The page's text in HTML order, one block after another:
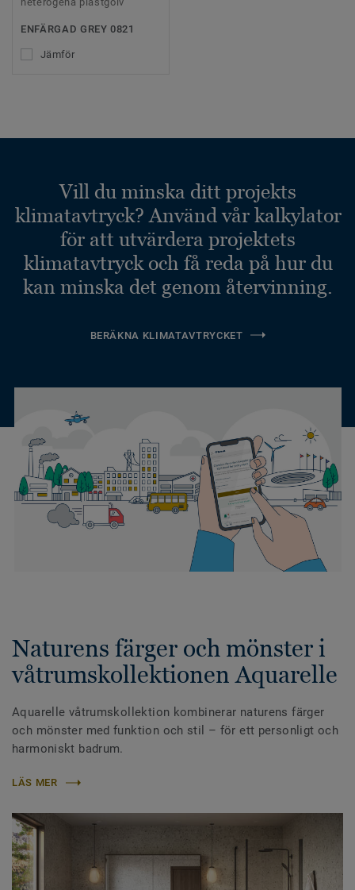
ENFÄRGAD GREY 0821
Jämför
Vill du minska ditt projekts
klimatavtryck? Använd vår kalkylator
för att utvärdera projektets
klimatavtryck och få reda på hur du
kan minska det genom återvinning.
BERÄKNA KLIMATAVTRYCKET
Naturens färger och mönster i
våtrumskollektionen Aquarelle
Aquarelle våtrumskollektion kombinerar naturens färger
och mönster med funktion och stil – för ett personligt och
harmoniskt badrum.
LÄS MER